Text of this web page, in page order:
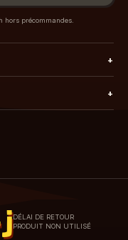
hors précommandes.
+
+
jDÉLAI DE RETOUR
PRODUIT NON UTILISÉ